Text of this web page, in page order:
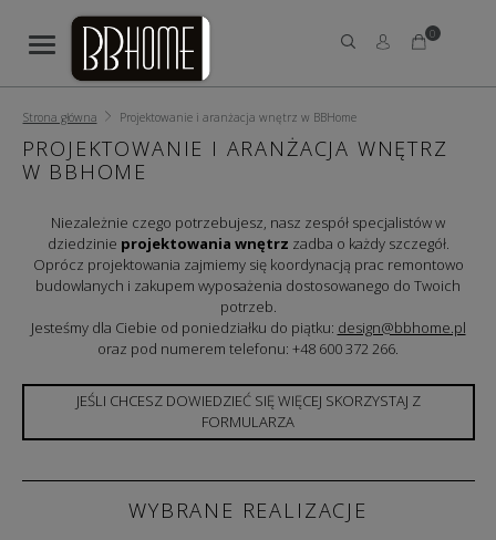
0
Strona główna Projektowanie i aranżacja wnętrz w BBHome
PROJEKTOWANIE I ARANŻACJA WNĘTRZ
W BBHOME
Niezależnie czego potrzebujesz, nasz zespół specjalistów w
dziedzinie projektowania wnętrz zadba o każdy szczegół.
Oprócz projektowania zajmiemy się koordynacją prac remontowo
budowlanych i zakupem wyposażenia dostosowanego do Twoich
potrzeb.
Jesteśmy dla Ciebie od poniedziałku do piątku: design@bbhome.pl
oraz pod numerem telefonu: +48 600 372 266.
JEŚLI CHCESZ DOWIEDZIEĆ SIĘ WIĘCEJ SKORZYSTAJ Z
FORMULARZA
WYBRANE REALIZACJE